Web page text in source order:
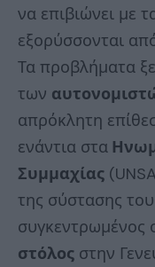
να επιβιώνει με
εξορύσσονται
Τα προβλήματα
των
απρόκλητη
ενάντια στα
Συμμαχίας
της σύστασης
συγκεντρωμένος
στόλος στην